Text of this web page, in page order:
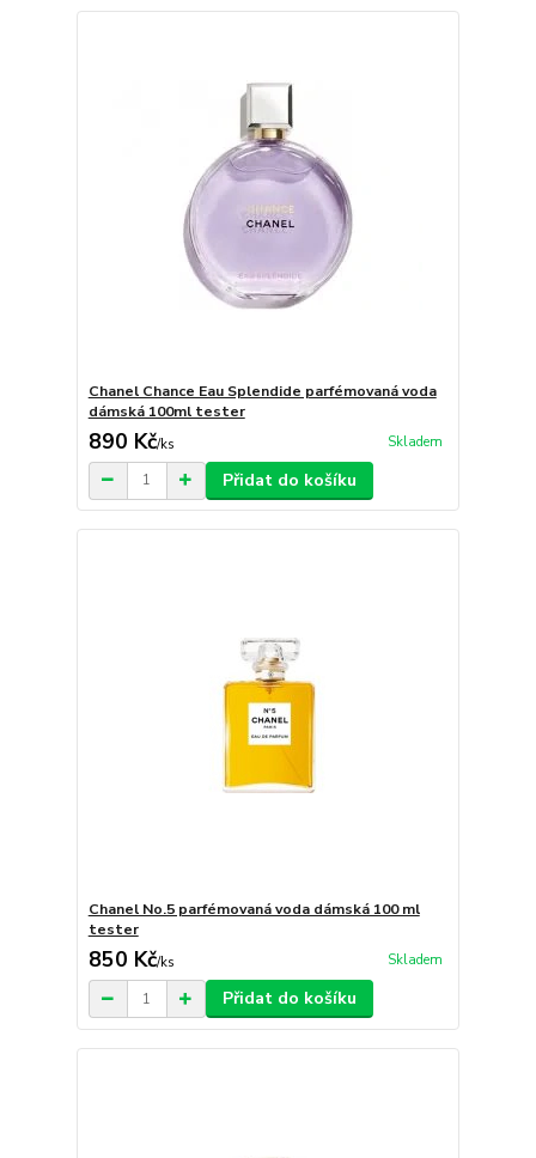
Chanel Chance Eau Splendide parfémovaná voda
dámská 100ml tester
890 Kč/ks Skladem
Přidat do košíku
Chanel No.5 parfémovaná voda dámská 100 ml
tester
850 Kč/ks Skladem
Přidat do košíku